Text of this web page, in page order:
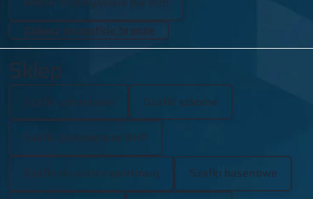
Zobacz wszystkie branże
Szafki szkolne
Szafki do szatni sportowej Szafki basenowe